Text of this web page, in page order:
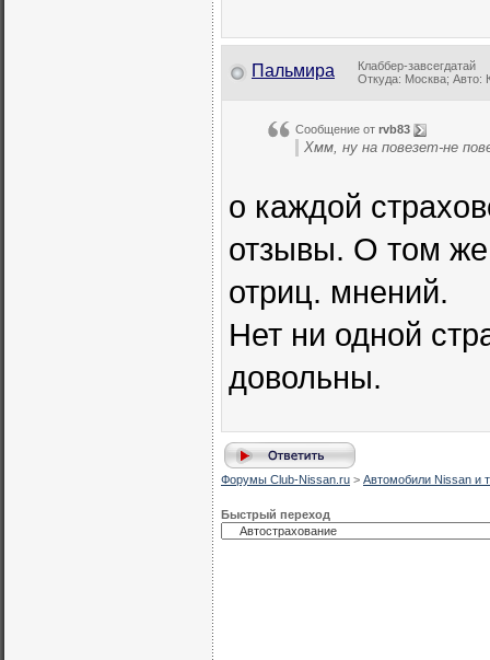
Пальмира
Клаббер-завсегдатай
Откуда: Москва; Авто:
Сообщение от rvb83
Хмм, ну на повезет-не
о каждой
отзывы. О том
отриц. мнений.
Нет ни одной
довольны.
Форумы Club-Nissan.ru > Автомобили Nissan и
Быстрый переход